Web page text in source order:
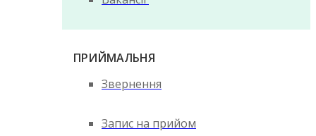
ПРИЙМАЛЬНЯ
Звернення
Запис на прийом